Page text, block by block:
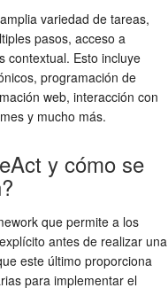
variedad de tareas,
pasos, acceso a
contextual. Esto incluye
programación de
web, interacción con
y mucho más.
y cómo se
que permite a los
antes de realizar una
este último proporciona
para implementar el